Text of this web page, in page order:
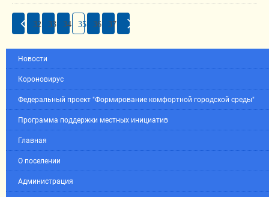
32 33 34 35 36 37
Новости
Короновирус
Федеральный проект "Формирование комфортной городской среды"
Программа поддержки местных инициатив
Главная
О поселении
Администрация